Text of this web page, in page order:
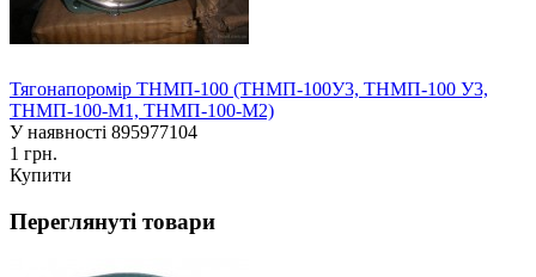
Тягонапоромір ТНМП-100 (ТНМП-100У3, ТНМП-100 У3,
ТНМП-100-М1, ТНМП-100-М2)
У наявності 895977104
1 грн.
Купити
Переглянуті товари